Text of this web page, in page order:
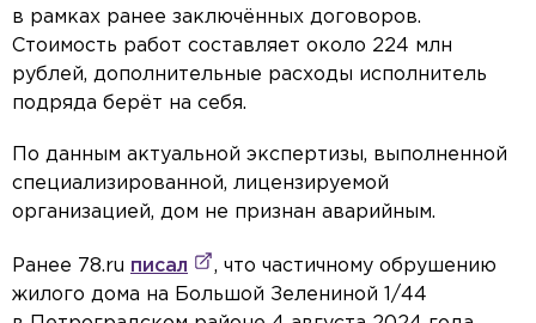
в рамках ранее заключённых договоров.
Стоимость работ составляет около 224 млн
рублей, дополнительные расходы исполнитель
подряда берёт на себя.
По данным актуальной экспертизы, выполненной
специализированной, лицензируемой
организацией, дом не признан аварийным.
Ранее 78.ru писал
, что частичному обрушению
жилого дома на Большой Зелениной 1/44